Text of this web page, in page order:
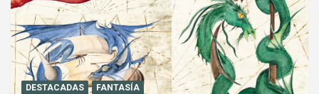
DESTACADAS FANTASÍA